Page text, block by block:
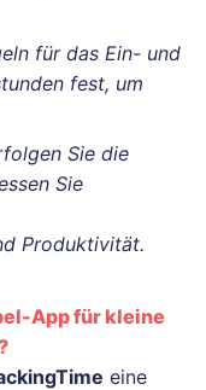
für das Ein- und
fest, um
Sie die
Sie
Produktivität.
App für kleine
eine